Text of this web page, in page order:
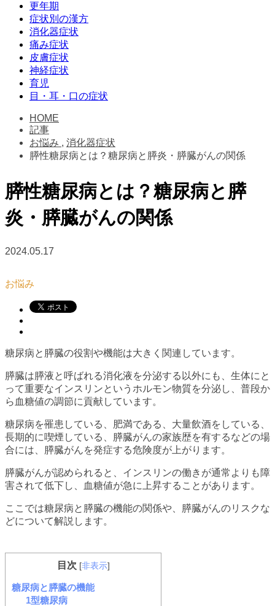
更年期
症状別の漢方
消化器症状
痛み症状
皮膚症状
神経症状
育児
目・耳・口の症状
HOME
記事
お悩み , 消化器症状
膵性糖尿病とは？糖尿病と膵炎・膵臓がんの関係
膵性糖尿病とは？糖尿病と膵
炎・膵臓がんの関係
2024.05.17
お悩み
糖尿病と膵臓の役割や機能は大きく関連しています。
膵臓は膵液と呼ばれる消化液を分泌する以外にも、生体にと
って重要なインスリンというホルモン物質を分泌し、普段か
ら血糖値の調節に貢献しています。
糖尿病を罹患している、肥満である、大量飲酒をしている、
長期的に喫煙している、膵臓がんの家族歴を有するなどの場
合には、膵臓がんを発症する危険度が上がります。
膵臓がんが認められると、インスリンの働きが通常よりも障
害されて低下し、血糖値が急に上昇することがあります。
ここでは糖尿病と膵臓の機能の関係や、膵臓がんのリスクな
どについて解説します。
目次 [非表示]
糖尿病と膵臓の機能
1型糖尿病